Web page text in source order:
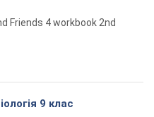
Friends 4 workbook 2nd
9 клас